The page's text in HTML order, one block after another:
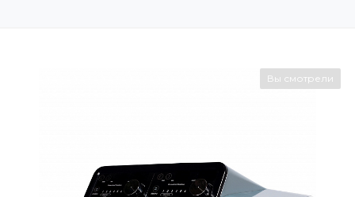
Вы смотрели